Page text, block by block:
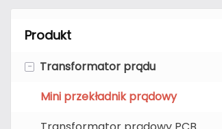
Produkt
-
Transformator prądu
Mini przekładnik prądowy